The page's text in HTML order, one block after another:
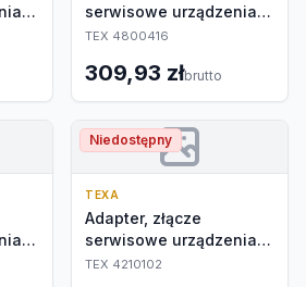
serwisowe urządzenia
do klimatyzacji
TEX 4800416
309,93 złbrutto
Niedostępny
TEXA
Adapter, złącze
serwisowe urządzenia
do klimatyzacji
TEX 4210102